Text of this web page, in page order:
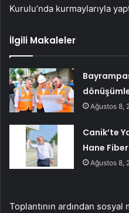
Kurulu’nda kurmaylarıyla
İlgili Makaleler
Ağustos 8,
Canik’te
Hane
Ağustos 8,
Toplantının ardından sosyal